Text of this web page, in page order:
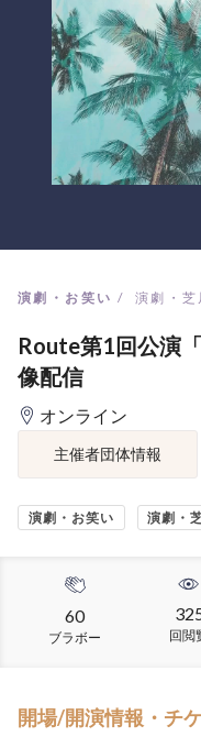
演劇・お笑い 演劇・芝
Route第1回公演
像配信
オンライン
主催者団体情報
演劇・お笑い 演劇・
60
ブラボー 回閲
開場/開演情報・チ